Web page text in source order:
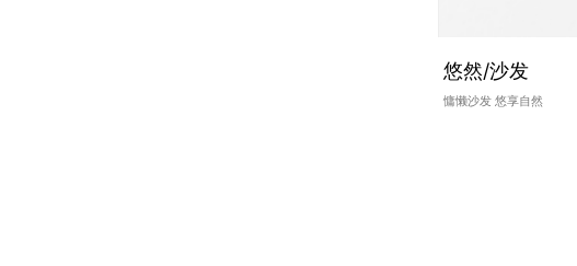
悠然/沙发
慵懒沙发 悠享自然